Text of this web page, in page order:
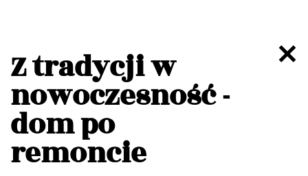
Z tradycji w
nowoczesność -
dom po
remoncie